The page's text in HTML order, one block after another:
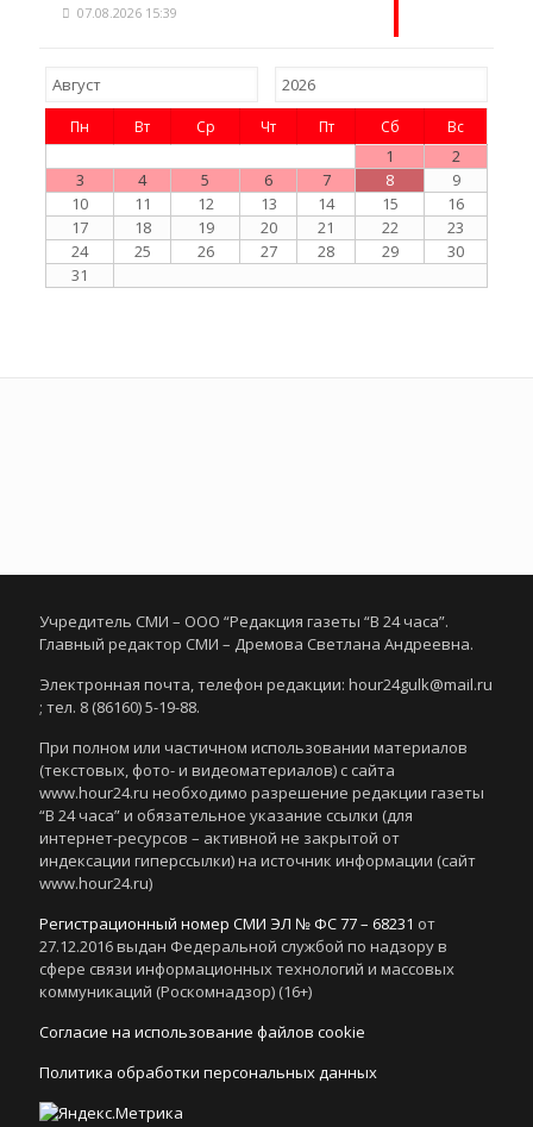
07.08.2026 15:39
Пн Вт Ср Чт Пт Сб Вс
1
2
3
4 5 6 7 8
9
10
11 12 13 14 15
16
17
18 19 20 21 22
23
24
25 26 27 28 29
30
31
Учредитель СМИ – ООО “Редакция газеты “В 24 часа”.
Главный редактор СМИ – Дремова Светлана Андреевна.
Электронная почта, телефон редакции: hour24gulk@mail.ru
; тел. 8 (86160) 5-19-88.
При полном или частичном использовании материалов
(текстовых, фото- и видеоматериалов) с сайта
www.hour24.ru необходимо разрешение редакции газеты
“В 24 часа” и обязательное указание ссылки (для
интернет-ресурсов – активной не закрытой от
индексации гиперссылки) на источник информации (сайт
www.hour24.ru)
Регистрационный номер СМИ ЭЛ № ФС 77 – 68231 от
27.12.2016 выдан Федеральной службой по надзору в
сфере связи информационных технологий и массовых
коммуникаций (Роскомнадзор) (16+)
Согласие на использование файлов cookie
Политика обработки персональных данных